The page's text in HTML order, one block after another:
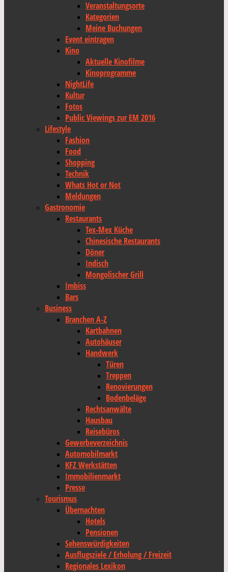
Veranstaltungsorte
Kategorien
Meine Buchungen
Event eintragen
Kino
Aktuelle Kinofilme
Kinoprogramme
NightLife
Kultur
Fotos
Public Viewings zur EM 2016
Lifestyle
Fashion
Food
Shopping
Technik
Whats Hot or Not
Meldungen
Gastronomie
Restaurants
Tex-Mex Küche
Chinesische Restaurants
Döner
Indisch
Mongolischer Grill
Imbiss
Bars
Business
Branchen A-Z
Kartbahnen
Autohäuser
Handwerk
Türen
Treppen
Renovierungen
Bodenbeläge
Rechtsanwälte
Hausbau
Reisebüros
Gewerbeverzeichnis
Automobilmarkt
KFZ Werkstätten
Immobilienmarkt
Presse
Tourismus
Übernachten
Hotels
Pensionen
Sehenswürdigkeiten
Ausflugsziele / Erholung / Freizeit
Regionales Lexikon